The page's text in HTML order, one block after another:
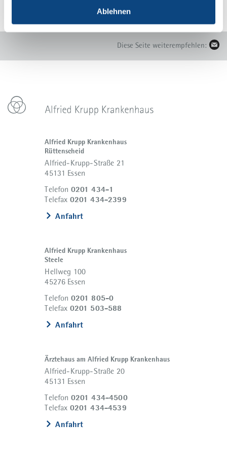
Ablehnen
Diese Seite weiterempfehlen:
Alfried Krupp Krankenhaus
Rüttenscheid
Alfried-Krupp-Straße 21
45131 Essen
Telefon 0201 434-1
Telefax 0201 434-2399
Anfahrt
Alfried Krupp Krankenhaus
Steele
Hellweg 100
45276 Essen
Telefon 0201 805-0
Telefax 0201 503-588
Anfahrt
Ärztehaus am Alfried Krupp Krankenhaus
Alfried-Krupp-Straße 20
45131 Essen
Telefon 0201 434-4500
Telefax 0201 434-4539
Anfahrt